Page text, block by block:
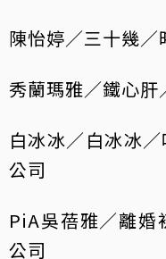
陳怡婷／三十幾
秀蘭瑪雅／鐵心肝
白冰冰／白冰冰
公司
PiA吳蓓雅／離婚
公司